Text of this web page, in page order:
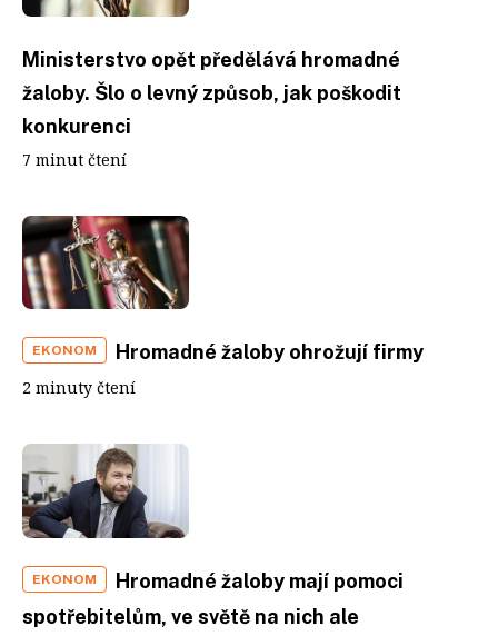
Ministerstvo opět předělává hromadné
žaloby. Šlo o levný způsob, jak poškodit
konkurenci
7 minut čtení
EKONOM Hromadné žaloby ohrožují firmy
2 minuty čtení
EKONOM
Hromadné žaloby mají pomoci
spotřebitelům, ve světě na nich ale